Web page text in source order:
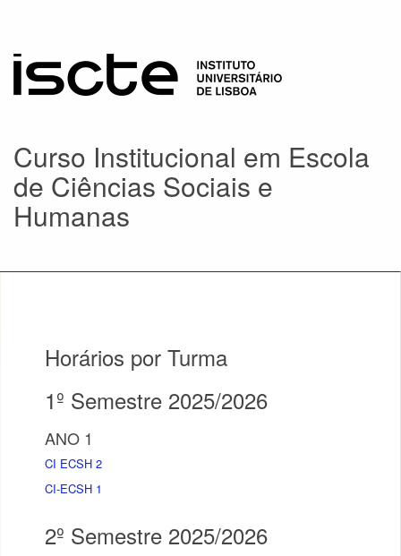
Curso Institucional em Escola
de Ciências Sociais e
Humanas
Horários por Turma
1º Semestre 2025/2026
ANO 1
CI ECSH 2
CI-ECSH 1
2º Semestre 2025/2026